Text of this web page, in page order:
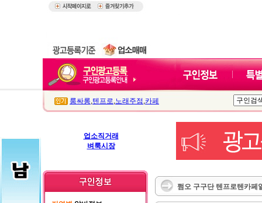
룸싸롱,텐프로,노래주점 ,카페
업소직거래
벼룩시장
쩜오 구구단 텐프로텐카페